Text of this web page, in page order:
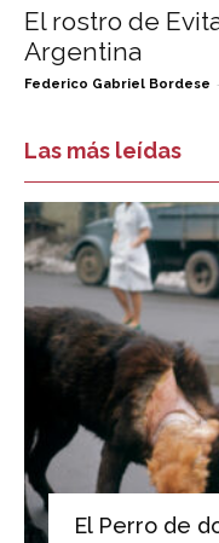
El rostro de
Argentina
Federico Gabriel Bordese -
Las más leídas
El Perro de